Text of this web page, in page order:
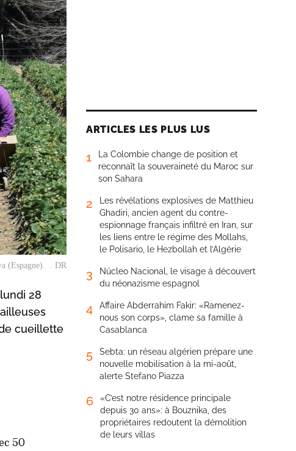
(Espagne). . DR
28
cueillette
50
ARTICLES LES PLUS LUS
1
La Colombie change de position et
reconnaît la souveraineté du Maroc sur
son Sahara
2
Les révélations explosives de Matthieu
Ghadiri, ancien agent du contre-
espionnage français infiltré en Iran, sur
les liens entre le régime des Mollahs,
le Polisario, le Hezbollah et l’Algérie
3
Núcleo Nacional, le visage à découvert
du néonazisme espagnol
4
Affaire Abderrahim Fakir: «Ramenez-
nous son corps», clame sa famille à
Casablanca
5
Sebta: un réseau algérien prépare une
nouvelle mobilisation à la mi-août,
alerte Stefano Piazza
6
«C’est notre résidence principale
depuis 30 ans»: à Bouznika, des
propriétaires redoutent la démolition
de leurs villas